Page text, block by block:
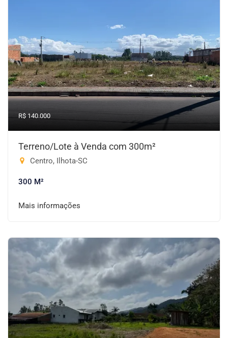
R$ 140.000
Terreno/Lote à Venda com 300m²
Centro, Ilhota-SC
300 M²
Mais informações